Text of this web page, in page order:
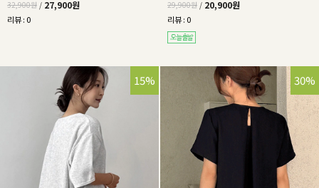
32,900원 / 27,900원
리뷰 : 0
29,900원 / 20,900원
리뷰 : 0
15% 30%